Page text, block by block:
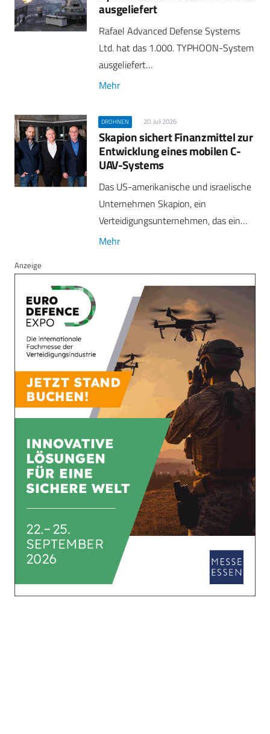
ausgeliefert
Rafael Advanced Defense Systems
Ltd. hat das 1.000. TYPHOON-System
ausgeliefert…
Mehr
DROHNEN 20. Juli 2026
Skapion sichert Finanzmittel zur
Entwicklung eines mobilen C-
UAV-Systems
Das US-amerikanische und israelische
Unternehmen Skapion, ein
Verteidigungsunternehmen, das ein…
Mehr
Anzeige